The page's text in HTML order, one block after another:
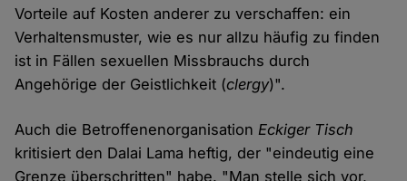
Vorteile auf Kosten anderer zu verschaffen: ein
Verhaltensmuster, wie es nur allzu häufig zu finden
ist in Fällen sexuellen Missbrauchs durch
Angehörige der Geistlichkeit (clergy)".
Auch die Betroffenenorganisation Eckiger Tisch
kritisiert den Dalai Lama heftig, der "eindeutig eine
Grenze überschritten" habe. "Man stelle sich vor,